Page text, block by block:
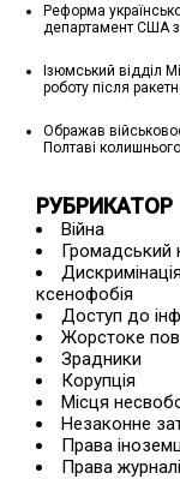
Реформа
департамент США
Ізюмський відділ
роботу після
Ображав
Полтаві
РУБРИКАТОР
Війна
Громадський
ксенофобія
Доступ до
Жорстоке
Зрадники
Корупція
Місця
Незаконне
Права
Права